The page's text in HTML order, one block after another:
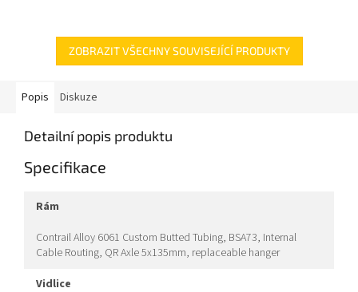
ZOBRAZIT VŠECHNY SOUVISEJÍCÍ PRODUKTY
Popis Diskuze
Detailní popis produktu
Specifikace
rám
Contrail Alloy 6061 Custom Butted Tubing, BSA73, Internal
Cable Routing, QR Axle 5x135mm, replaceable hanger
vidlice